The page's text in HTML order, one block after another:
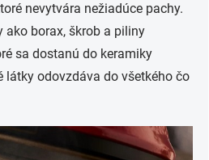
nevytvára nežiadúce pachy.
ako borax, škrob a piliny
sa dostanú do keramiky
látky odovzdáva do všetkého čo